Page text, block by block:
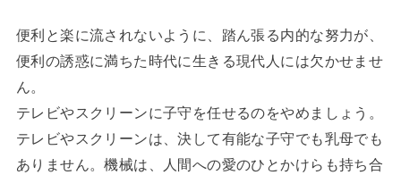
便利と楽に流されないように、踏ん張る内的な努力が、
便利の誘惑に満ちた時代に生きる現代人には欠かせませ
ん。
テレビやスクリーンに子守を任せるのをやめましょう。
テレビやスクリーンは、決して有能な子守でも乳母でも
ありません。機械は、人間への愛のひとかけらも持ち合